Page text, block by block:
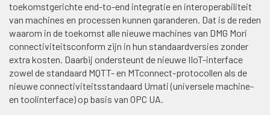
toekomstgerichte end-to-end integratie en interoperabiliteit
van machines en processen kunnen garanderen. Dat is de reden
waarom in de toekomst alle nieuwe machines van DMG Mori
connectiviteitsconform zijn in hun standaardversies zonder
extra kosten. Daarbij ondersteunt de nieuwe IIoT-interface
zowel de standaard MQTT- en MTconnect-protocollen als de
nieuwe connectiviteitsstandaard Umati (universele machine-
en toolinterface) op basis van OPC UA.